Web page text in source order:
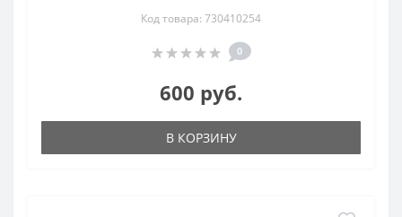
Код товара: 730410254
0
600 руб.
В КОРЗИНУ